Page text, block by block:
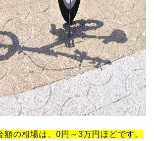
額の相場は、0円～3万円ほどです。